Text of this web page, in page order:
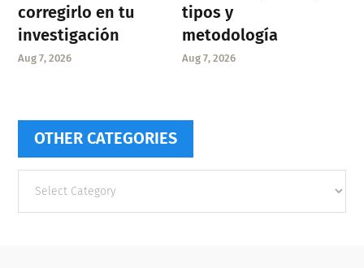
corregirlo en tu
investigación
Aug 7, 2026
tipos y
metodología
Aug 7, 2026
OTHER CATEGORIES
categories